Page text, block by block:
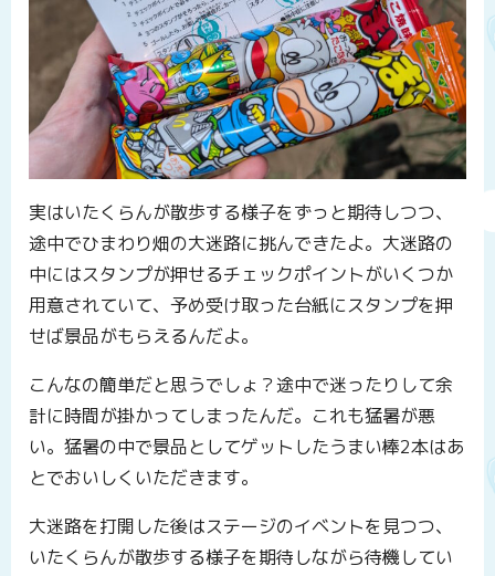
実はいたくらんが散歩する様子をずっと期待しつつ、
途中でひまわり畑の大迷路に挑んできたよ。大迷路の
中にはスタンプが押せるチェックポイントがいくつか
用意されていて、予め受け取った台紙にスタンプを押
せば景品がもらえるんだよ。
こんなの簡単だと思うでしょ？途中で迷ったりして余
計に時間が掛かってしまったんだ。これも猛暑が悪
い。猛暑の中で景品としてゲットしたうまい棒2本はあ
とでおいしくいただきます。
大迷路を打開した後はステージのイベントを見つつ、
いたくらんが散歩する様子を期待しながら待機してい